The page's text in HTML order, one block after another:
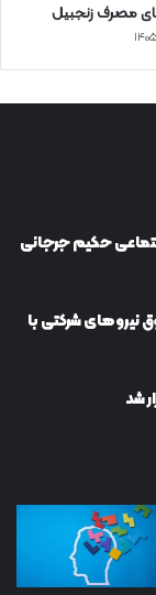
مصرف زنجبیل
حکیم جرجانی
شرکتی با
شد